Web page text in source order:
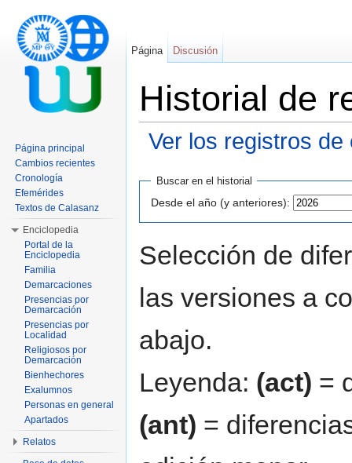
Historial de
Ver los registros de
Buscar en el historial
Desde el año (y anteriores):
Selección de
las versiones a
abajo.
Leyenda: (act) =
(ant) =
Página Discusión
Página principal
Cambios recientes
Cronología
Efemérides
Textos de Calasanz
Enciclopedia
Portal de la
Enciclopedia
Familia
Demarcaciones
Presencias por
Demarcación
Presencias por
Localidad
Religiosos por
Demarcación
Bienhechores
Exalumnos
Personas en general
Apartados
Relatos